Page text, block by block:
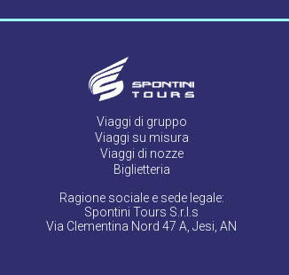
Viaggi di gruppo
Viaggi su misura
Viaggi di nozze
Biglietteria
Ragione sociale e sede legale:
Spontini Tours S.r.l.s
Via Clementina Nord 47 A, Jesi, AN